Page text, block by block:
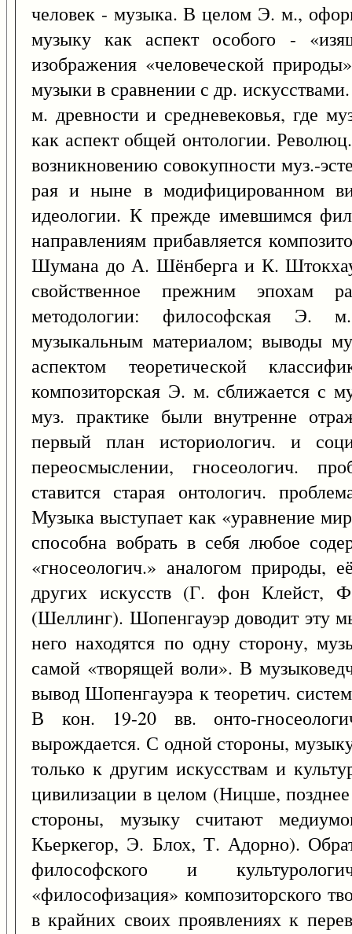
человек - музыка. В целом Э. м.,
музыку как аспект особого -
изображения «человеческой
музыки в сравнении с др.
м. древности и средневековья, где
как аспект общей онтологии.
возникновению совокупности муз.-
рая и ныне в модифицированном
идеологии. К прежде имевшимся
направлениям прибавляется
Шумана до А. Шёнберга и К.
свойственное прежним эпохам
методологии: философская Э.
музыкальным материалом; выводы
аспектом теоретической
композиторская Э. м. сближается с
муз. практике были внутренне
первый план историологич. и
переосмыслении, гносеологич.
ставится старая онтологич.
Музыка выступает как «уравнение
способна вобрать в себя любое
«гносеологич.» аналогом
других искусств (Г. фон Клейст,
(Шеллинг). Шопенгауэр доводит эту
него находятся по одну сторону,
самой «творящей воли». В
вывод Шопенгауэра к теоретич.
В кон. 19-20 вв. онто-
вырождается. С одной стороны,
только к другим искусствам и
цивилизации в целом (Ницше,
стороны, музыку считают
Кьеркегор, Э. Блох, Т. Адорно).
философского и
«философизация» композиторского
в крайних своих проявлениях к